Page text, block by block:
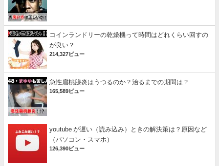
コインランドリーの乾燥機って時間はどれくらい回すの
が良い？
214,327ビュー
急性扁桃腺炎はうつるのか？治るまでの期間は？
165,589ビュー
youtube が遅い（読み込み）ときの解決策は？原因など
（パソコン・スマホ）
126,390ビュー